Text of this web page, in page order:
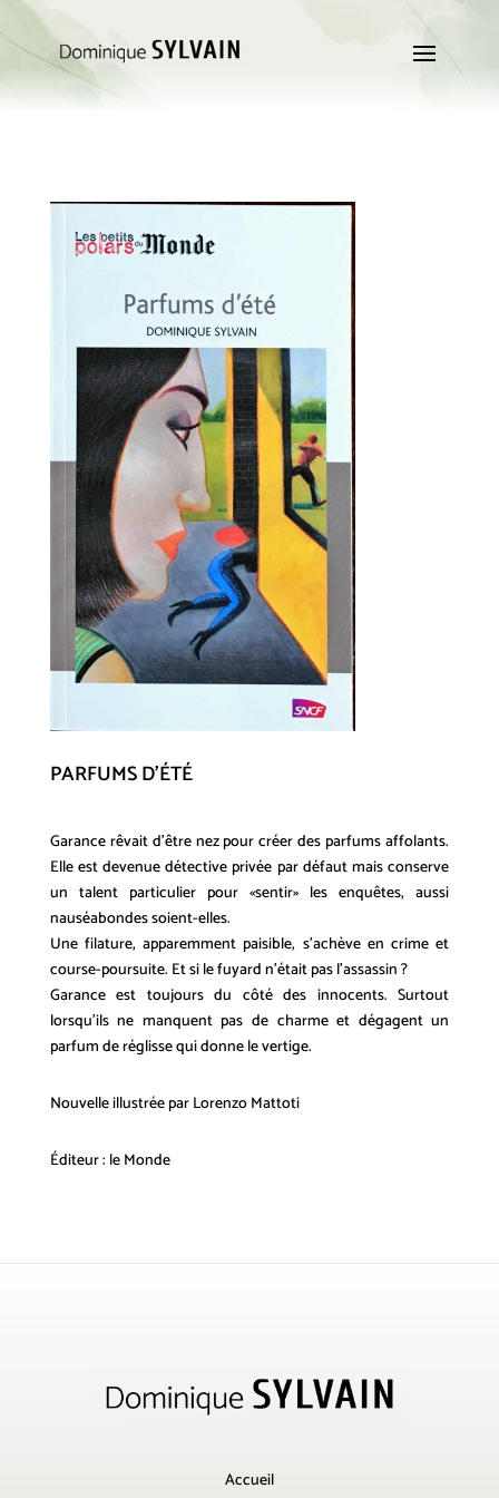
PARFUMS D’ÉTÉ
Garance rêvait d’être nez pour créer des parfums affolants.
Elle est devenue détective privée par défaut mais conserve
un talent particulier pour «sentir» les enquêtes, aussi
nauséabondes soient-elles.
Une filature, apparemment paisible, s’achève en crime et
course-poursuite. Et si le fuyard n’était pas l’assassin ?
Garance est toujours du côté des innocents. Surtout
lorsqu’ils ne manquent pas de charme et dégagent un
parfum de réglisse qui donne le vertige.
Nouvelle illustrée par Lorenzo Mattoti
Éditeur : le Monde
Accueil